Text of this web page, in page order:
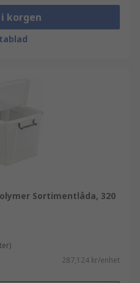
korgen
Sortimentlåda, 320
287,124 kr/enhet